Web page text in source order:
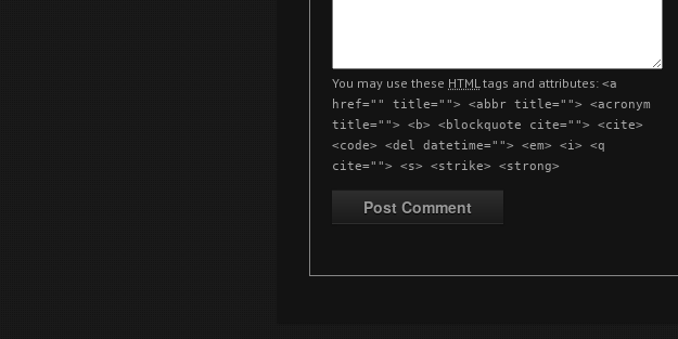
You may use these HTML tags and attributes: <a
href="" title=""> <abbr title=""> <acronym
title=""> <b> <blockquote cite=""> <cite>
<code> <del datetime=""> <em> <i> <q
cite=""> <s> <strike> <strong>